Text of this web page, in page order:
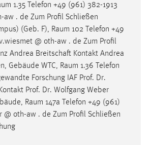
1.35 Telefon +49 (961) 382-1913
aw . de Zum Profil Schließen
(Geb. F), Raum 102 Telefon +49
@ oth-aw . de Zum Profil
Andrea Breitschaft Kontakt Andrea
Gebäude WTC, Raum 1.36 Telefon
Forschung IAF Prof. Dr.
Prof. Dr. Wolfgang Weber
Raum 147a Telefon +49 (961)
@ oth-aw . de Zum Profil Schließen